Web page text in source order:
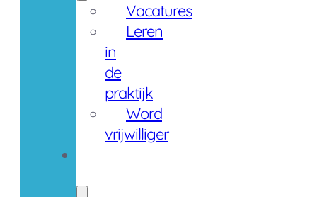
Vacatures
Leren
in
de
praktijk
Word
vrijwilliger